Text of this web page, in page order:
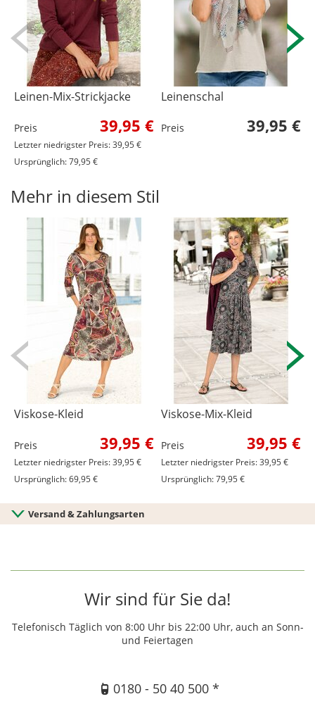
Leinen-Mix-Strickjacke
Preis 39,95 €
Letzter niedrigster Preis: 39,95 €
Ursprünglich: 79,95 €
Leinenschal
Preis 39,95 €
Mehr in diesem Stil
Viskose-Kleid
Preis 39,95 €
Letzter niedrigster Preis: 39,95 €
Ursprünglich: 69,95 €
Viskose-Mix-Kleid
Preis 39,95 €
Letzter niedrigster Preis: 39,95 €
Ursprünglich: 79,95 €
Versand & Zahlungsarten
Wir sind für Sie da!
Telefonisch Täglich von 8:00 Uhr bis 22:00 Uhr, auch an Sonn-
und Feiertagen
0180 - 50 40 500 *